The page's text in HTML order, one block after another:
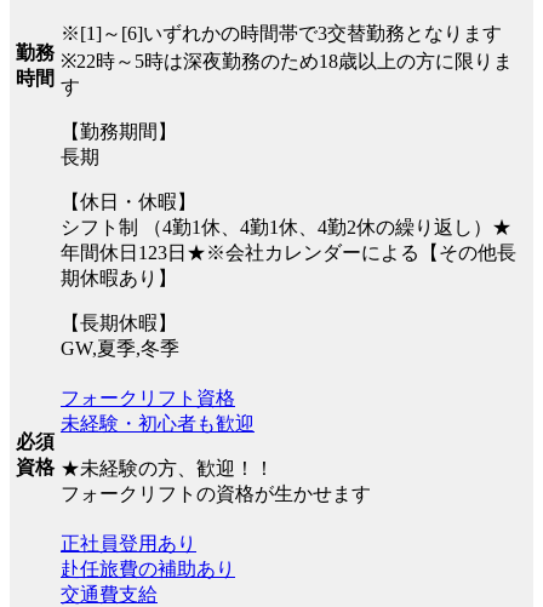
勤務
時間
※[1]～[6]いずれかの時間帯で3交替勤務となります
※22時～5時は深夜勤務のため18歳以上の方に限りま
す
【勤務期間】
長期
【休日・休暇】
シフト制 （4勤1休、4勤1休、4勤2休の繰り返し）★
年間休日123日★※会社カレンダーによる【その他長
期休暇あり】
【長期休暇】
GW,夏季,冬季
必須
資格
フォークリフト資格
未経験・初心者も歓迎
★未経験の方、歓迎！！
フォークリフトの資格が生かせます
正社員登用あり
赴任旅費の補助あり
交通費支給